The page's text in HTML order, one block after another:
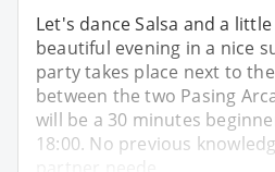
Let's dance Salsa and a
beautiful evening in a nice
party takes place next to
between the two Pasing
will be a 30 minutes
18:00. No previous